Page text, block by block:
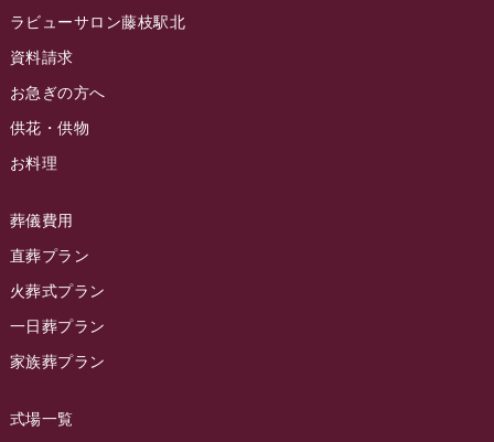
2024年5月
2024年4月
2024年3月
2024年2月
2023年12月
2023年11月
2023年10月
2023年9月
ラビュー静岡沓谷イベント情報
ラビュー藤枝駅北イベント情報
ラビュー静岡籠上イベント情報
ラビュー金谷イベント情報
お葬式の豆知識
お客様の声
ラビュー静岡下島
ラビュー東静岡
ラビューリビング静岡沓谷
ラビュー藤枝
ラビュー藤枝茶町
ラビュー島田稲荷
ラビュー焼津石津
ラビューサロン藤枝駅北
資料請求
お急ぎの方へ
供花・供物
お料理
葬儀費用
直葬プラン
火葬式プラン
一日葬プラン
家族葬プラン
式場一覧